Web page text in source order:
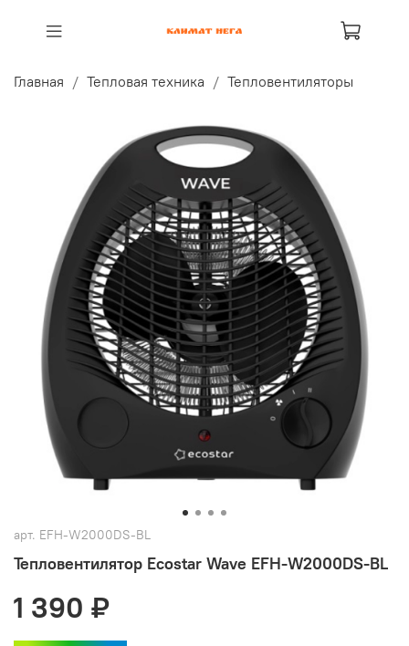
Главная Тепловая техника Тепловентиляторы
арт. EFH-W2000DS-BL
Тепловентилятор Ecostar Wave EFH-W2000DS-BL
1 390 ₽